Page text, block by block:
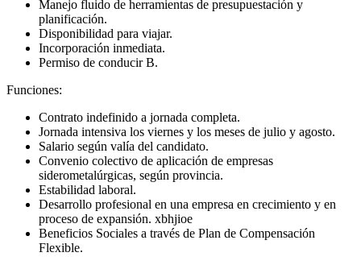
Manejo fluido de herramientas de presupuestación y
planificación.
Disponibilidad para viajar.
Incorporación inmediata.
Permiso de conducir B.
Funciones:
Contrato indefinido a jornada completa.
Jornada intensiva los viernes y los meses de julio y agosto.
Salario según valía del candidato.
Convenio colectivo de aplicación de empresas
siderometalúrgicas, según provincia.
Estabilidad laboral.
Desarrollo profesional en una empresa en crecimiento y en
proceso de expansión. xbhjioe
Beneficios Sociales a través de Plan de Compensación
Flexible.